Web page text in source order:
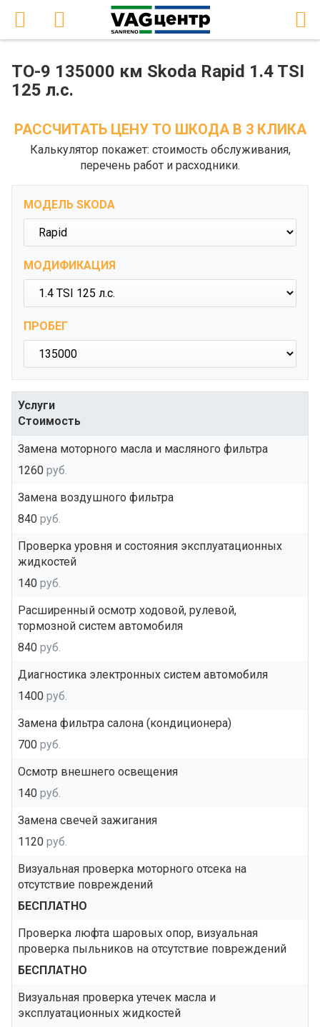
ТО-9 135000 км Skoda Rapid 1.4 TSI
125 л.с.
РАССЧИТАТЬ ЦЕНУ ТО ШКОДА В 3 КЛИКА
Калькулятор покажет: стоимость обслуживания,
перечень работ и расходники.
МОДЕЛЬ SKODA
МОДИФИКАЦИЯ
ПРОБЕГ
Услуги
Стоимость
Замена моторного масла и масляного фильтра
1260 руб.
Замена воздушного фильтра
840 руб.
Проверка уровня и состояния эксплуатационных
жидкостей
140 руб.
Расширенный осмотр ходовой, рулевой,
тормозной систем автомобиля
840 руб.
Диагностика электронных систем автомобиля
1400 руб.
Замена фильтра салона (кондиционера)
700 руб.
Осмотр внешнего освещения
140 руб.
Замена свечей зажигания
1120 руб.
Визуальная проверка моторного отсека на
отсутствие повреждений
БЕСПЛАТНО
Проверка люфта шаровых опор, визуальная
проверка пыльников на отсутствие повреждений
БЕСПЛАТНО
Визуальная проверка утечек масла и
эксплуатационных жидкостей